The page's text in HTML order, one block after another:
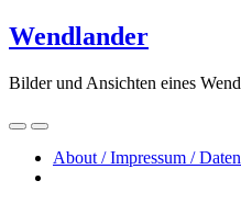
Skip
to
Wendlander
Bilder und Ansichten eines
Search
Toggle
Menu
About / Impressum /